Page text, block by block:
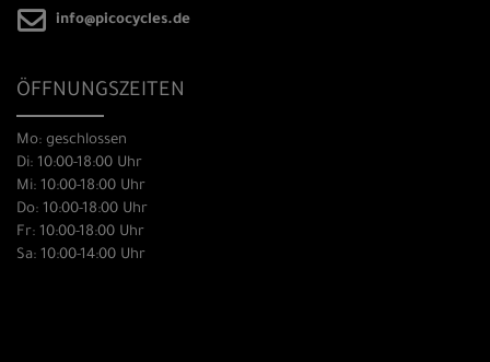
info@picocycles.de
ÖFFNUNGSZEITEN
Mo: geschlossen
Di: 10:00-18:00 Uhr
Mi: 10:00-18:00 Uhr
Do: 10:00-18:00 Uhr
Fr: 10:00-18:00 Uhr
Sa: 10:00-14:00 Uhr